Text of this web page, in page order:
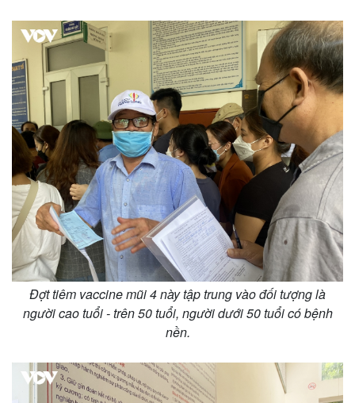
Đợt tiêm vaccine mũi 4 này tập trung vào đối tượng là
người cao tuổi - trên 50 tuổi, người dưới 50 tuổi có bệnh
nền.